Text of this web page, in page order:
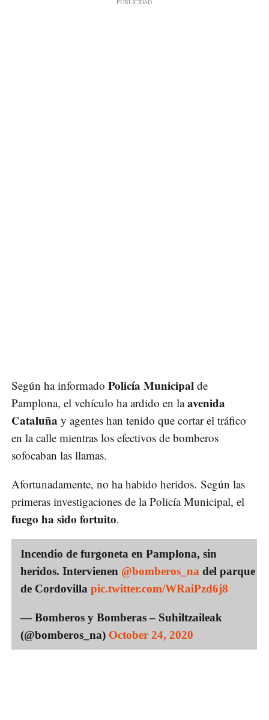
Según ha informado Policía Municipal de
Pamplona, el vehículo ha ardido en laavenida
Cataluña y agentes han tenido que cortar el tráfico
en la calle mientras los efectivos de bomberos
sofocaban las llamas.
Afortunadamente, no ha habido heridos. Según las
primeras investigaciones de la Policía Municipal, el
fuego ha sido fortuito.
Incendio de furgoneta en Pamplona, sin
heridos. Intervienen @bomberos_na del parque
de Cordovilla pic.twitter.com/WRaiPzd6j8
— Bomberos y Bomberas – Suhiltzaileak
(@bomberos_na) October 24, 2020